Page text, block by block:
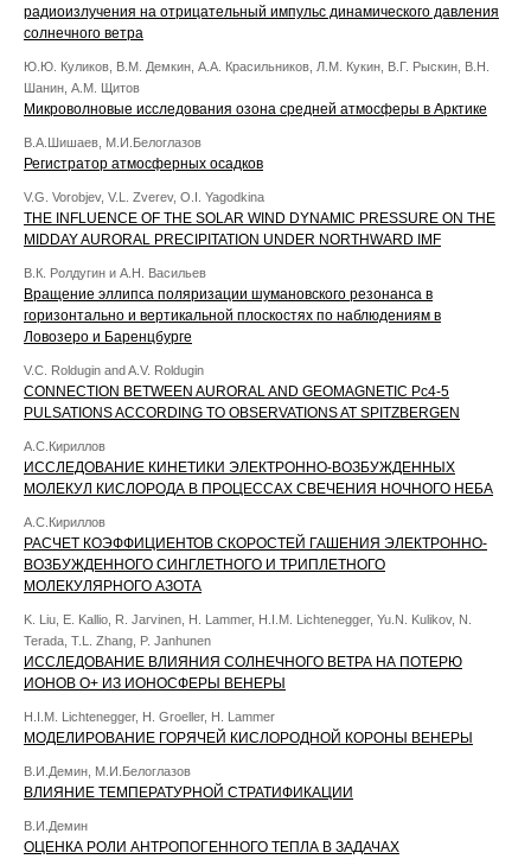
радиоизлучения на отрицательный импульс динамического давления
солнечного ветра
Ю.Ю. Куликов, В.М. Демкин, А.А. Красильников, Л.М. Кукин, В.Г. Рыскин, В.Н.
Шанин, А.М. Щитов
Микроволновые исследования озона средней атмосферы в Арктике
В.А.Шишаев, М.И.Белоглазов
Регистратор атмосферных осадков
V.G. Vorobjev, V.L. Zverev, O.I. Yagodkina
THE INFLUENCE OF THE SOLAR WIND DYNAMIC PRESSURE ON THE
MIDDAY AURORAL PRECIPITATION UNDER NORTHWARD IMF
В.К. Ролдугин и А.Н. Васильев
Вращение эллипса поляризации шумановского резонанса в
горизонтально и вертикальной плоскостях по наблюдениям в
Ловозеро и Баренцбурге
V.C. Roldugin and A.V. Roldugin
CONNECTION BETWEEN AURORAL AND GEOMAGNETIC Pc4-5
PULSATIONS ACCORDING TO OBSERVATIONS AT SPITZBERGEN
А.С.Кириллов
ИССЛЕДОВАНИЕ КИНЕТИКИ ЭЛЕКТРОННО-ВОЗБУЖДЕННЫХ
МОЛЕКУЛ КИСЛОРОДА В ПРОЦЕССАХ СВЕЧЕНИЯ НОЧНОГО НЕБА
А.С.Кириллов
РАСЧЕТ КОЭФФИЦИЕНТОВ СКОРОСТЕЙ ГАШЕНИЯ ЭЛЕКТРОННО-
ВОЗБУЖДЕННОГО СИНГЛЕТНОГО И ТРИПЛЕТНОГО
МОЛЕКУЛЯРНОГО АЗОТА
K. Liu, E. Kallio, R. Jarvinen, H. Lammer, H.I.M. Lichtenegger, Yu.N. Kulikov, N.
Terada, T.L. Zhang, P. Janhunen
ИССЛЕДОВАНИЕ ВЛИЯНИЯ СОЛНЕЧНОГО ВЕТРА НА ПОТЕРЮ
ИОНОВ O+ ИЗ ИОНОСФЕРЫ ВЕНЕРЫ
H.I.M. Lichtenegger, H. Groeller, H. Lammer
МОДЕЛИРОВАНИЕ ГОРЯЧЕЙ КИСЛОРОДНОЙ КОРОНЫ ВЕНЕРЫ
В.И.Демин, М.И.Белоглазов
ВЛИЯНИЕ ТЕМПЕРАТУРНОЙ СТРАТИФИКАЦИИ
В.И.Демин
ОЦЕНКА РОЛИ АНТРОПОГЕННОГО ТЕПЛА В ЗАДАЧАХ